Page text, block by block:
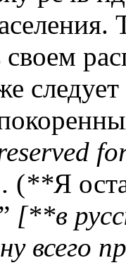
своем
(**Я
[**в
всего